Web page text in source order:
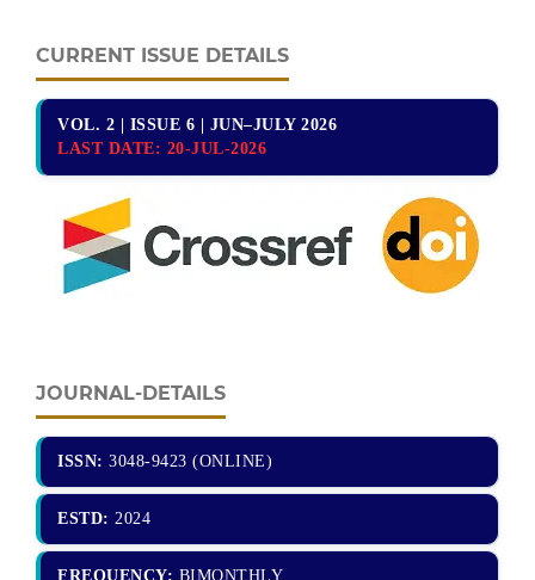
CURRENT ISSUE DETAILS
VOL. 2 | ISSUE 6 | JUN–JULY 2026
LAST DATE: 20-JUL-2026
JOURNAL-DETAILS
ISSN: 3048-9423 (ONLINE)
ESTD: 2024
FREQUENCY: BIMONTHLY